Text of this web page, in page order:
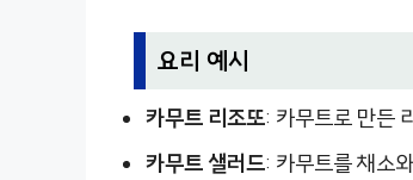
요리 예시
카무트 리조또: 카무트로 만든
카무트 샐러드: 카무트를 채소